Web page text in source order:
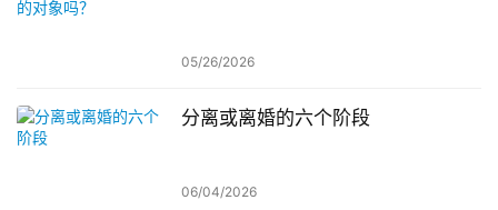
05/26/2026
分离或离婚的六个阶段
06/04/2026